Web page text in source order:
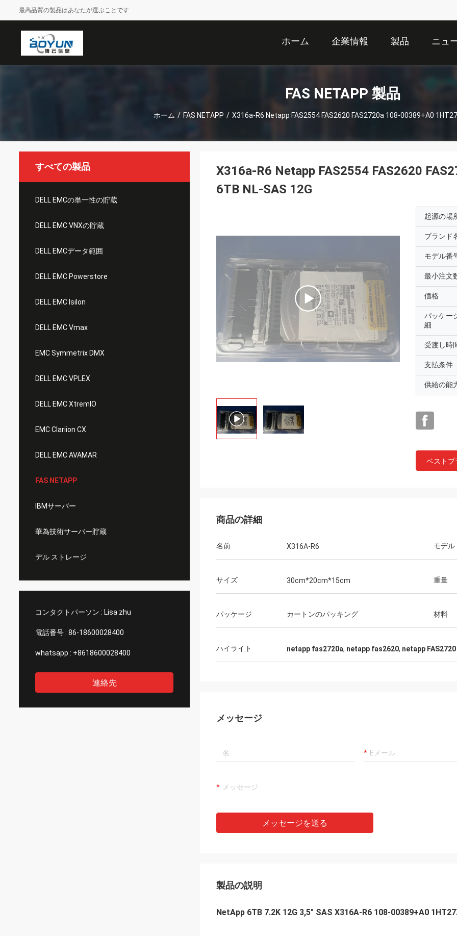
最高品質の製品はあなたが選ぶことです
ホーム 企業情報 製品 ニュ
FAS NETAPP 製品
ホーム / FAS NETAPP / X316a-R6 Netapp FAS2554 FAS2620 FAS2720a 108-00389+A0
すべての製品
DELL EMCの単一性の貯蔵
DELL EMC VNXの貯蔵
DELL EMCデータ範囲
DELL EMC Powerstore
DELL EMC Isilon
DELL EMC Vmax
EMC Symmetrix DMX
DELL EMC VPLEX
DELL EMC XtremIO
EMC Clariion CX
DELL EMC AVAMAR
FAS NETAPP
IBMサーバー
華為技術サーバー貯蔵
デル ストレージ
コンタクトパーソン : Lisa zhu
電話番号 : 86-18600028400
whatsapp : +8618600028400
連絡先
X316a-R6 Netapp FAS2554 FAS2620
6TB NL-SAS 12G
起源の場
ブランド
モデル番
最小注文
価格
パッケー
細
受渡し時
支払条件
供給の能
ベストプ
商品の詳細
名前 X316A-R6 モデル
サイズ 30cm*20cm*15cm 重量
パッケージ カートンのパッキング 材料
ハイライト netapp fas2720a, netapp fas2620, netapp FAS2720
メッセージ
メッセージを送る
製品の説明
NetApp 6TB 7.2K 12G 3,5" SAS X316A-R6 108-00389+A0